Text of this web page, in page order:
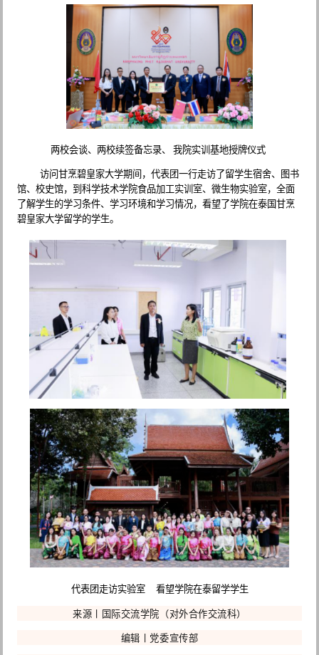
两校会谈、两校续签备忘录、 我院实训基地授牌仪式
访问甘烹碧皇家大学期间，代表团一行走访了留学生宿舍、图书
馆、校史馆，到科学技术学院食品加工实训室、微生物实验室，全面
了解学生的学习条件、学习环境和学习情况，看望了学院在泰国甘烹
碧皇家大学留学的学生。
代表团走访实验室 看望学院在泰留学学生
来源丨国际交流学院（对外合作交流科）
编辑丨党委宣传部